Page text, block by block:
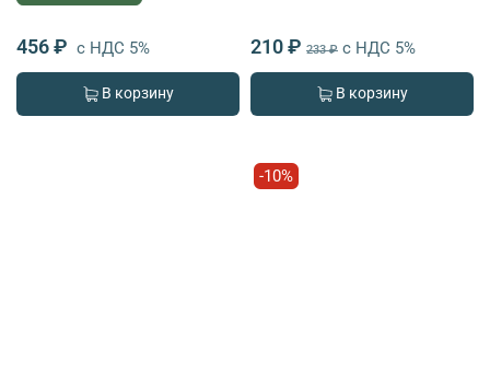
456 ₽ с НДС 5%
В корзину
210 ₽ 233 ₽ с НДС 5%
В корзину
-10%